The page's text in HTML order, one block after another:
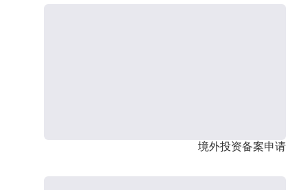
境外投资备案申请